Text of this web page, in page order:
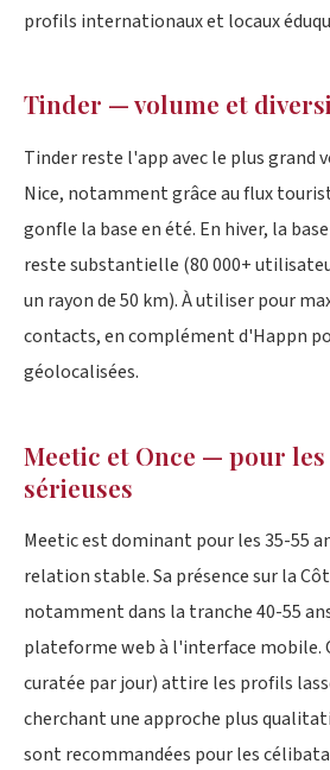
profils internationaux et locaux
Tinder — volume et
Tinder reste l'app avec le plus grand
Nice, notamment grâce au flux
gonfle la base en été. En hiver, la
reste substantielle (80 000+
un rayon de 50 km). À utiliser pour
contacts, en complément d'Happn
géolocalisées.
Meetic et Once — pour
sérieuses
Meetic est dominant pour les 35-55
relation stable. Sa présence sur la
notamment dans la tranche 40-55
plateforme web à l'interface mobile.
curatée par jour) attire les profils
cherchant une approche plus
sont recommandées pour les